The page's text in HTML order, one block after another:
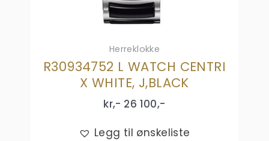
Herreklokke
R30934752 L WATCH CENTRI
X WHITE, J,BLACK
kr,- 26 100,-
Legg til ønskeliste